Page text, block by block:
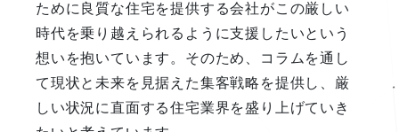
ために良質な住宅を提供する会社がこの厳しい
時代を乗り越えられるように支援したいという
想いを抱いています。そのため、コラムを通し
て現状と未来を見据えた集客戦略を提供し、厳
しい状況に直面する住宅業界を盛り上げていき